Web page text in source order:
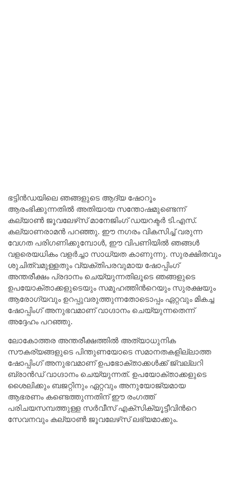
ഭട്ടിൻഡയിലെ ഞങ്ങളുടെ ആദ്യ ഷോറൂം
ആരംഭിക്കുന്നതിൽ അതിയായ സന്തോഷമുണ്ടെന്ന്
കല്യാണ്‍ ജൂവലേഴ്‌സ് മാനേജിംഗ് ഡയറക്ടര്‍ ടി.എസ്.
കല്യാണരാമന്‍ പറഞ്ഞു. ഈ നഗരം വികസിച്ച് വരുന്ന
വേഗത പരിഗണിക്കുമ്പോൾ, ഈ വിപണിയിൽ ഞങ്ങൾ
വളരെയധികം വളർച്ചാ സാധ്യത കാണുന്നു. സുരക്ഷിതവും
ശുചിത്വമുള്ളതും വ്യക്തിപരവുമായ ഷോപ്പിംഗ്
അന്തരീക്ഷം പ്രദാനം ചെയ്യുന്നതിലൂടെ ഞങ്ങളുടെ
ഉപയോക്താക്കളുടെയും സമൂഹത്തിന്‍റെയും സുരക്ഷയും
ആരോഗ്യവും ഉറപ്പുവരുത്തുന്നതോടൊപ്പം ഏറ്റവും മികച്ച
ഷോപ്പിംഗ് അനുഭവമാണ് വാഗ്ദാനം ചെയ്യുന്നതെന്ന്
അദ്ദേഹം പറഞ്ഞു.
ലോകോത്തര അന്തരീക്ഷത്തിൽ അത്യാധുനിക
സൗകര്യങ്ങളുടെ പിന്തുണയോടെ സമാനതകളില്ലാത്ത
ഷോപ്പിംഗ് അനുഭവമാണ് ഉപഭോക്താക്കള്‍ക്ക് ജ്വല്ലറി
ബ്രാൻഡ് വാഗ്ദാനം ചെയ്യുന്നത്. ഉപയോക്താക്കളുടെ
ശൈലിക്കും ബജറ്റിനും ഏറ്റവും അനുയോജ്യമായ
ആഭരണം കണ്ടെത്തുന്നതിന് ഈ രംഗത്ത്
പരിചയസമ്പത്തുള്ള സര്‍വീസ് എക്‌സിക്യൂട്ടീവിന്‍റെ
സേവനവും കല്യാണ്‍ ജൂവലേഴ്‌സ് ലഭ്യമാക്കും.